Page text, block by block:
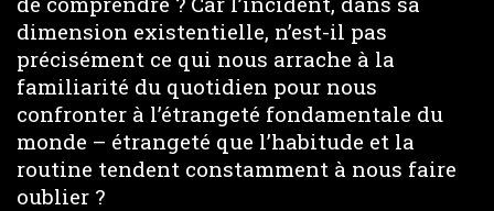
dimension existentielle, n’est-il pas
précisément ce qui nous arrache à la
familiarité du quotidien pour nous
confronter à l’étrangeté fondamentale du
monde – étrangeté que l’habitude et la
routine tendent constamment à nous faire
oublier ?